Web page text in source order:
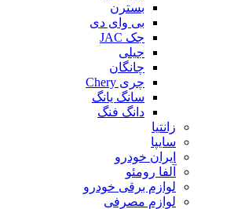
بسترن
بی وای دی
جک JAC
جیلی
چانگان
چری Chery
سانگ یانگ
دانگ فنگ
زانتیا
سایپا
ایران خودرو
آلفا رومئو
لوازم برقی خودرو
لوازم مصرفی